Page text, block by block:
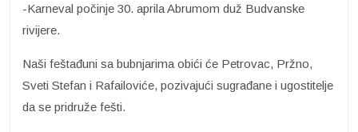
-Karneval počinje 30. aprila Abrumom duž Budvanske
rivijere.
Naši feštađuni sa bubnjarima obići će Petrovac, Pržno,
Sveti Stefan i Rafailoviće, pozivajući sugrađane i ugostitelje
da se pridruže fešti.